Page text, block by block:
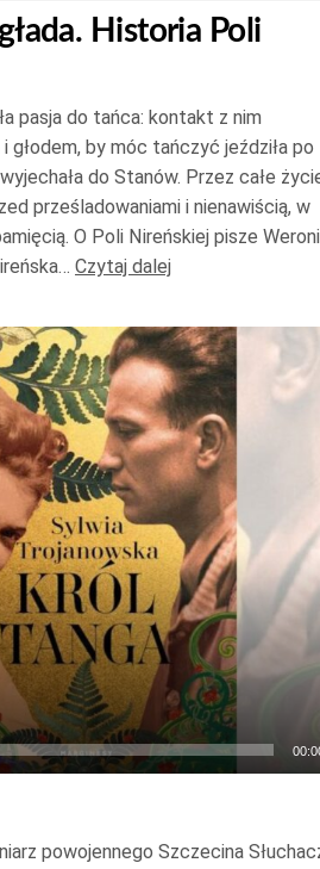
Historia Poli
pasja do tańca: kontakt z nim
głodem, by móc tańczyć jeździła po
do Stanów. Przez całe
prześladowaniami i nienawiścią, w
O Poli Nireńskiej pisze
Czytaj dalej
powojennego Szczecina